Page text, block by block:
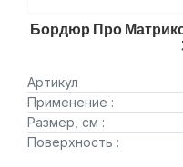
Бордюр Про
Артикул
Применение :
Размер, см :
Поверхность :